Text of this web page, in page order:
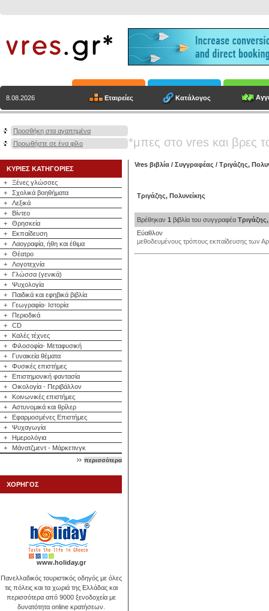
8.08.2026 Εταιρείες Κατάλογος
Προσθήκη στα αγαπημένα
Προωθήστε σε ένα φίλο
*μπες στο vres και βρες
ΚΥΡΙΕΣ ΚΑΤΗΓΟΡΙΕΣ
+
Ξένες γλώσσες
+
Σχολικά βοηθήματα
+
Λεξικά
+
Βίντεο
+
Θρησκεία
+
Εκπαίδευση
+
Λαογραφία, ήθη και έθιμα
+
Θέατρο
+
Λογοτεχνία
+
Γλώσσα (γενικά)
+
Ψυχολογία
+
Παιδικά και εφηβικά βιβλία
+
Γεωγραφία- Ιστορία
+
Περιοδικά
+
CD
+
Καλές τέχνες
+
Φιλοσοφία- Μεταφυσική
+
Γυναικεία θέματα
+
Φυσικές επιστήμες
+
Επιστημονική φαντασία
+
Οικολογία - Περιβάλλον
+
Κοινωνικές επιστήμες
+
Αστυνομικά και θρίλερ
+
Εφαρμοσμένες Επιστήμες
+
Ψυχαγωγία
+
Ημερολόγια
+
Μάνατζμεντ - Μάρκετινγκ
περισσότερα
ΧΟΡΗΓΟΣ
www.holiday.gr
Πανελλαδικός τουριστικός οδηγός με όλες
τις πόλεις και τα χωριά της Ελλάδας και
περισσότερα από 9000 ξενοδοχεία με
δυνατότητα online κρατήσεων.
Vres βιβλία / Συγγραφέας / Τριγάζης,
Τριγάζης, Πολυνείκης
Βρέθηκαν 1 βιβλία του συγγραφέα
Εύαθλον
μεθοδευμένους τρόπους εκπαίδευσης των